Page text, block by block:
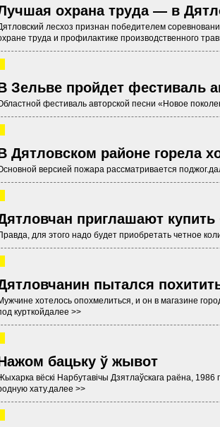
охрана труда — в
лесхоз признан победителем
труда и профилактике производственного
Зельве пройдет фестиваль
фестиваль авторской песни «Новое
Дятловском районе горела
версией пожара рассматривается
приглашают купить
для этого надо будет приобретать четное
пытался
хотелось опохмелиться, и он в магазине
курткойдалее >>
бацьку ў жывот
вёскі Нарбутавічы Дзятлаўскага раёна,
хату.далее >>